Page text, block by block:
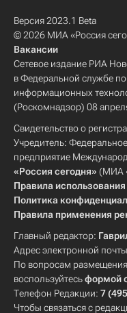
Версия 2023.1 Beta
© 2026 МИА «Россия
Вакансии
Сетевое издание РИА
в Федеральной службе
информационных
(Роскомнадзор) 08
Свидетельство о
Учредитель:
предприятие
«Россия сегодня» (МИА
Правила
Политика
Правила применения
Главный редактор:
Адрес электронной
По вопросам
воспользуйтесьформой
Телефон Редакции: 7
Чтобы связаться с